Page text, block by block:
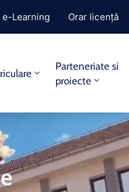
e-Learning Orar licență
Parteneriate si
proiecte